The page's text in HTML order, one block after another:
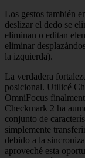
Los gestos también
deslizar el dedo se
eliminan o editan
eliminar
la izquierda).
La verdadera
posicional. Utilicé
OmniFocus
Checkmark 2 ha
conjunto de
simplemente
debido a la
aproveché esta